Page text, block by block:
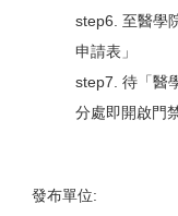
step6. 至醫學
申請表」
step7. 待「醫
分處即開啟門
發布單位: